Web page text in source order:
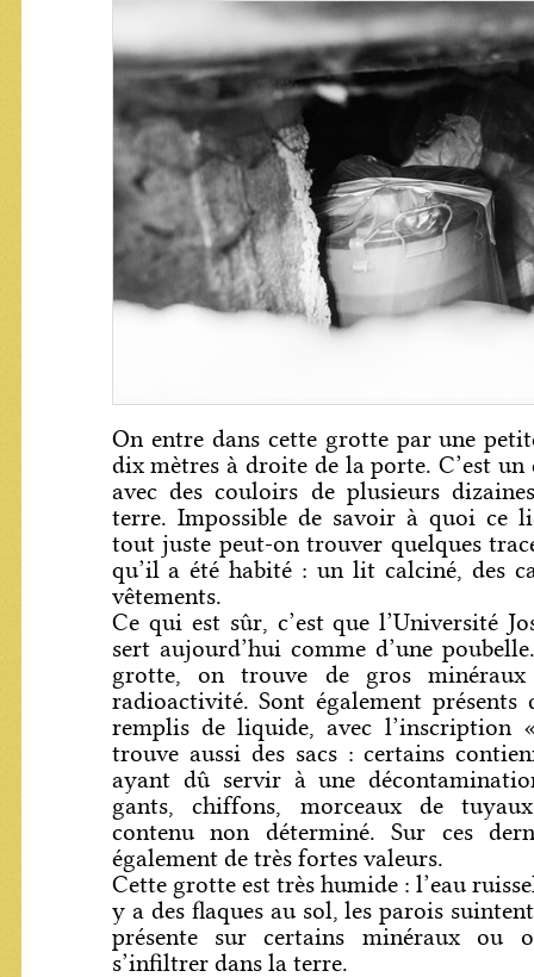
On entre dans cette grotte par une
dix mètres à droite de la porte. C’est
avec des couloirs de plusieurs
terre. Impossible de savoir à quoi ce
tout juste peut-on trouver quelques
qu’il a été habité : un lit calciné, des
vêtements.
Ce qui est sûr, c’est que l’Université
sert aujourd’hui comme d’une
grotte, on trouve de gros
radioactivité. Sont également présents
remplis de liquide, avec l’inscription
trouve aussi des sacs : certains
ayant dû servir à une
gants, chiffons, morceaux de
contenu non déterminé. Sur ces
également de très fortes valeurs.
Cette grotte est très humide : l’eau
y a des flaques au sol, les parois
présente sur certains minéraux ou
s’infiltrer dans la terre.